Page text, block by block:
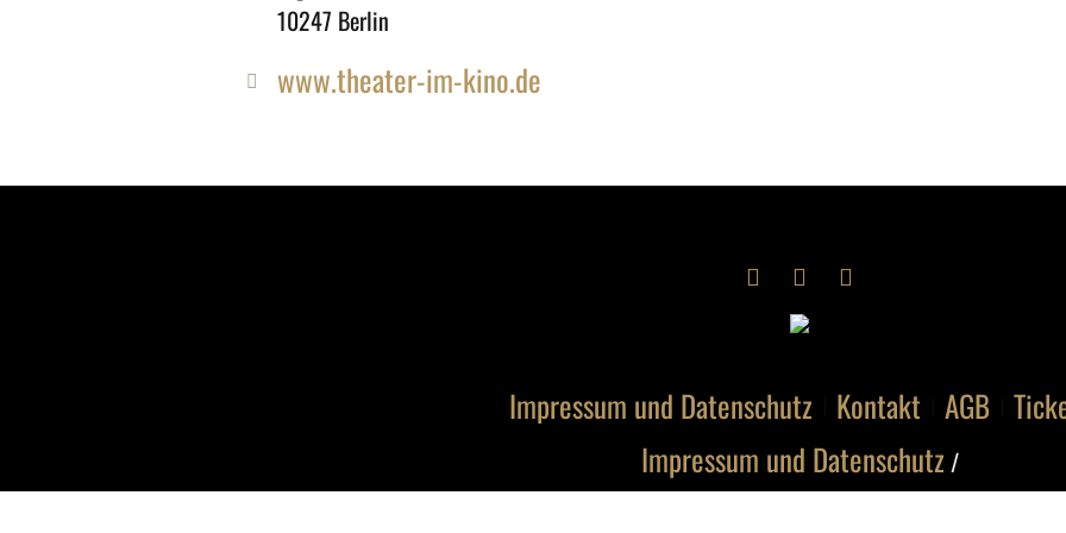
10247 Berlin
www.theater-im-kino.de
Impressum und Datenschutz Kontakt AGB
Impressum und Datenschutz /